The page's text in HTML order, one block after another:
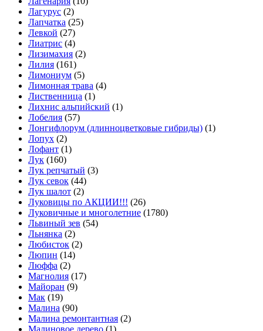
Лагурус (2)
Лапчатка (25)
Левкой (27)
Лиатрис (4)
Лизимахия (2)
Лилия (161)
Лимониум (5)
Лимонная трава (4)
Лиственница (1)
Лихнис альпийский (1)
Лобелия (57)
Лонгифлорум (длинноцветковые гибриды) (1)
Лопух (2)
Лофант (1)
Лук (160)
Лук репчатый (3)
Лук севок (44)
Лук шалот (2)
Луковицы по АКЦИИ!!! (26)
Луковичные и многолетние (1780)
Львиный зев (54)
Льнянка (2)
Любисток (2)
Люпин (14)
Люффа (2)
Магнолия (17)
Майоран (9)
Мак (19)
Малина (90)
Малина ремонтантная (2)